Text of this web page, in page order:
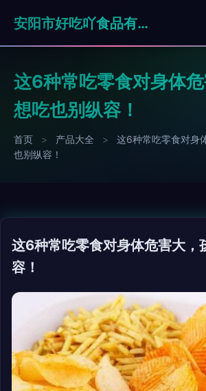
安阳市好吃吖食品有限公司
这6种常吃零食对身体
想吃也别纵容！
首页 > 产品大全 >
这6种常吃零食对身
也别纵容！
这6种常吃零食对身体危害大，
容！